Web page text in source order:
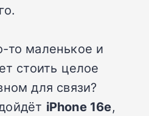
то маленькое и
стоить целое
для связи?
iPhone 16e,